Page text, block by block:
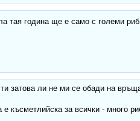
тая година ще е само с големи
затова ли не ми се обади на
е късметлийска за всички - много